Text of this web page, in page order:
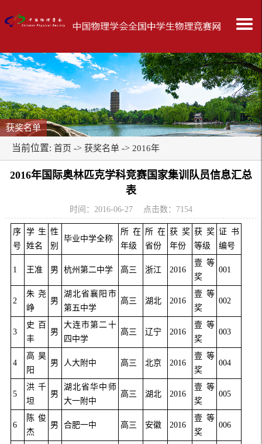
获奖名单
当前位置: 首页 -> 获奖名单 -> 2016年
2016年国际奥林匹克学科竞赛国家集训队员信息汇总
表
时间：2016-06-27 点击数： 7154
序
号
学生
姓名
性
别
毕业中学全称
所在
年级
所在
省份
获奖
年份
获奖
等级
证书
编号
1 王准 男 杭州第二中学 高三 浙江 2016
壹等
奖
001
2
朱尧
峥
男
湖北省襄阳市
第五中学
高三 湖北 2016
壹等
奖
002
3
史百
丰
男
大连市第二十
四中学
高三 辽宁 2016
壹等
奖
003
4
高昊
阳
男 人大附中 高三 北京 2016
壹等
奖
004
5
洪千
坦
男
湖北省华中师
大一附中
高三 湖北 2016
壹等
奖
005
6
陈俊
杰
男 合肥一中 高三 安徽 2016
壹等
奖
006